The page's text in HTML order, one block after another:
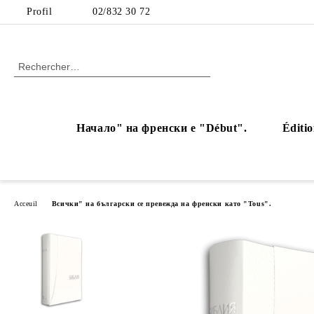
Profil 02/832 30 72
Начало" на френски е "Début".
Acceuil Всички" на български се превежда на френски като "Tous".